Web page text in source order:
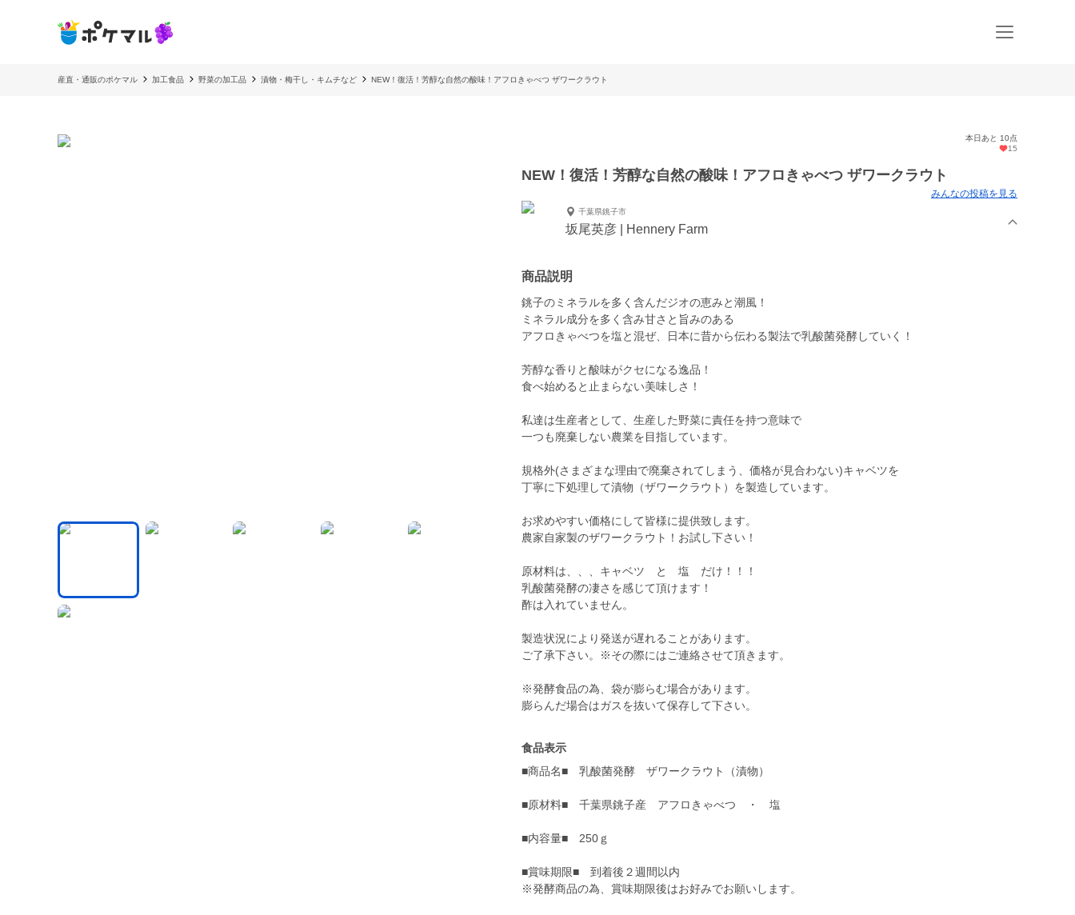
産直・通販のポケマル 加工食品 野菜の加工品 漬物・梅干し・キムチなど NEW！復活！芳醇な自然の酸味！アフロきゃべつ ザワークラウト
本日あと 10点
15
NEW！復活！芳醇な自然の酸味！アフロきゃべつ ザワークラウト
みんなの投稿を見る
千葉県銚子市
坂尾英彦 | Hennery Farm
商品説明
銚子のミネラルを多く含んだジオの恵みと潮風！
ミネラル成分を多く含み甘さと旨みのある
アフロきゃべつを塩と混ぜ、日本に昔から伝わる製法で乳酸菌発酵していく！
芳醇な香りと酸味がクセになる逸品！
食べ始めると止まらない美味しさ！
私達は生産者として、生産した野菜に責任を持つ意味で
一つも廃棄しない農業を目指しています。
規格外(さまざまな理由で廃棄されてしまう、価格が見合わない)キャベツを
丁寧に下処理して漬物（ザワークラウト）を製造しています。
お求めやすい価格にして皆様に提供致します。
農家自家製のザワークラウト！お試し下さい！
原材料は、、、キャベツ と 塩 だけ！！！
乳酸菌発酵の凄さを感じて頂けます！
酢は入れていません。
製造状況により発送が遅れることがあります。
ご了承下さい。※その際にはご連絡させて頂きます。
※発酵食品の為、袋が膨らむ場合があります。
膨らんだ場合はガスを抜いて保存して下さい。
食品表示
■商品名■ 乳酸菌発酵 ザワークラウト（漬物）
■原材料■ 千葉県銚子産 アフロきゃべつ ・ 塩
■内容量■ 250ｇ
■賞味期限■ 到着後２週間以内
※発酵商品の為、賞味期限後はお好みでお願いします。